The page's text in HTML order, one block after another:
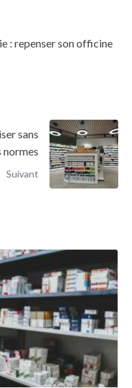
: repenser son officine
sans
normes
Suivant